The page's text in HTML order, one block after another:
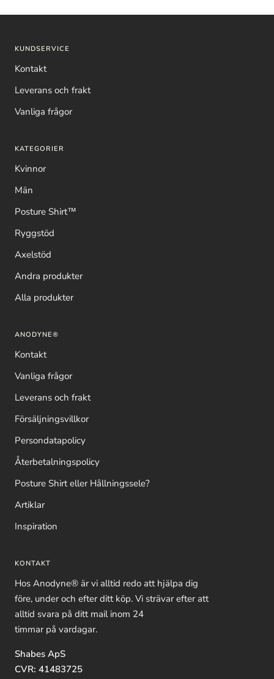
KUNDSERVICE
Kontakt
Leverans och frakt
Vanliga frågor
KATEGORIER
Kvinnor
Män
Posture Shirt™
Ryggstöd
Axelstöd
Andra produkter
Alla produkter
ANODYNE®
Kontakt
Vanliga frågor
Leverans och frakt
Försäljningsvillkor
Persondatapolicy
Återbetalningspolicy
Posture Shirt eller Hållningssele?
Artiklar
Inspiration
KONTAKT
Hos Anodyne® är vi alltid redo att hjälpa dig
före, under och efter ditt köp. Vi strävar efter att
alltid svara på ditt mail inom 24
timmar på vardagar.
Shabes ApS
CVR: 41483725